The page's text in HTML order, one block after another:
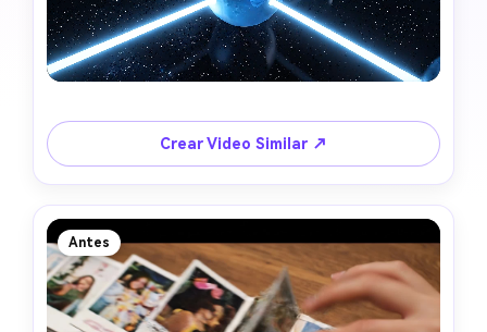
Crear Video Similar ↗
Antes